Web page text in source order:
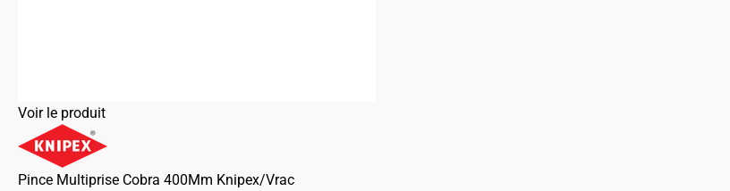
Voir le produit
Pince Multiprise Cobra 400Mm Knipex/Vrac